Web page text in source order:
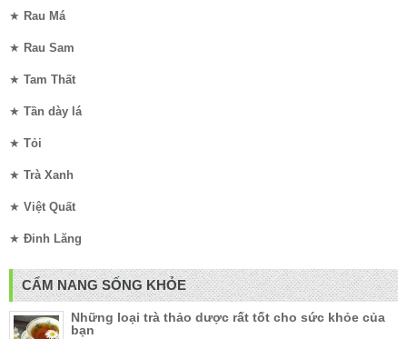
★ Rau Má
★ Rau Sam
★ Tam Thất
★ Tần dày lá
★ Tỏi
★ Trà Xanh
★ Việt Quất
★ Đinh Lăng
CẨM NANG SỐNG KHỎE
Những loại trà thảo dược rất tốt cho sức khỏe của
bạn